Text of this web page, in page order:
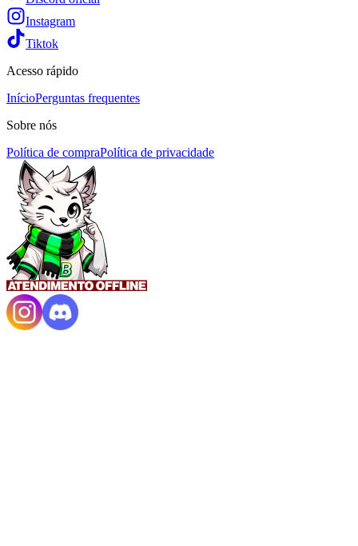
Instagram
Tiktok
Acesso rápido
InícioPerguntas frequentes
Sobre nós
Política de compraPolítica de privacidade